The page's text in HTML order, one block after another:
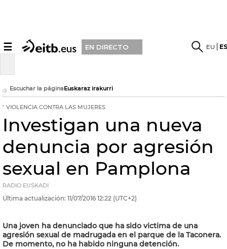
☰ EN DIRECTO EU
Escuchar la páginaEuskaraz irakurri
VIOLENCIA CONTRA LAS MUJERES
Investigan una nueva
denuncia por agresión
sexual en Pamplona
RADIO EUSKADI
Última actualización: 11/07/2016 12:22 (UTC+2)
Una joven ha denunciado que ha sido victima de una
agresión sexual de madrugada en el parque de la Taconera.
De momento, no ha habido ninguna detención.